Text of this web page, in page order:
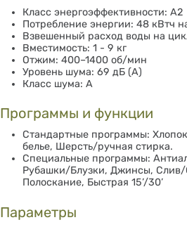
Класс энергоэффективности: A2
Потребление энергии: 48 кВтч
Взвешенный расход воды на
Вместимость: 1 - 9 кг
Отжим: 400–1400 об/мин
Уровень шума: 69 дБ (А)
Класс шума: А
Программы и функции
Стандартные программы:
белье, Шерсть/ручная стирка.
Специальные программы:
Рубашки/Блузки, Джинсы,
Полоскание, Быстрая 15’/30’
Параметры